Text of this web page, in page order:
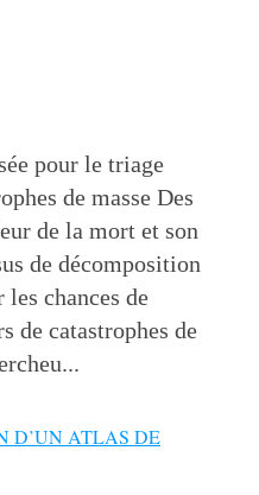
pour le triage
de masse Des
de la mort et son
de décomposition
les chances de
de catastrophes de